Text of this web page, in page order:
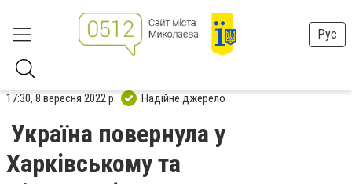
Рус
17:30, 8 вересня 2022 р. Надійне джерело
Україна повернула у
Харківському та